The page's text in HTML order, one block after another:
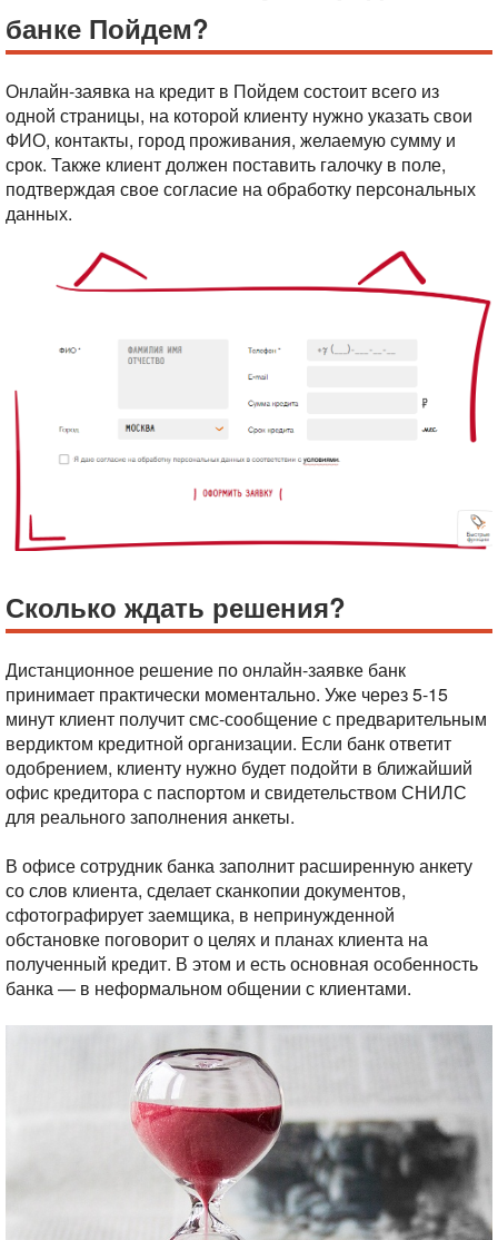
банке Пойдем?
Онлайн-заявка на кредит в Пойдем состоит всего из
одной страницы, на которой клиенту нужно указать свои
ФИО, контакты, город проживания, желаемую сумму и
срок. Также клиент должен поставить галочку в поле,
подтверждая свое согласие на обработку персональных
данных.
Сколько ждать решения?
Дистанционное решение по онлайн-заявке банк
принимает практически моментально. Уже через 5-15
минут клиент получит смс-сообщение с предварительным
вердиктом кредитной организации. Если банк ответит
одобрением, клиенту нужно будет подойти в ближайший
офис кредитора с паспортом и свидетельством СНИЛС
для реального заполнения анкеты.
В офисе сотрудник банка заполнит расширенную анкету
со слов клиента, сделает сканкопии документов,
сфотографирует заемщика, в непринужденной
обстановке поговорит о целях и планах клиента на
полученный кредит. В этом и есть основная особенность
банка — в неформальном общении с клиентами.